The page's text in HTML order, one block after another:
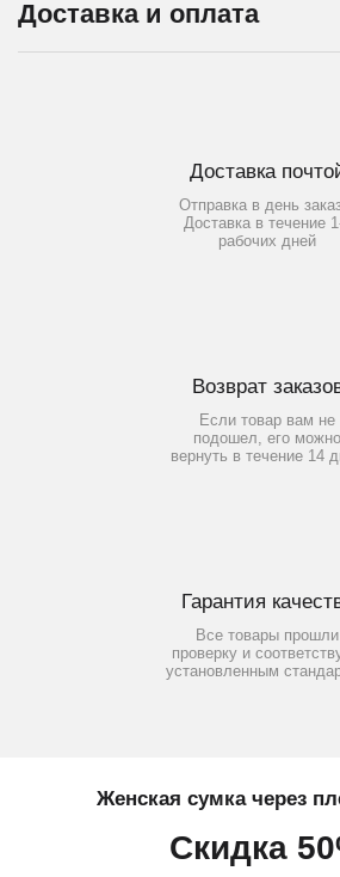
Доставка и оплата
Доставка
Отправка в день
Доставка в течение
рабочих дней
Возврат
Если товар вам не
подошел, его можно
вернуть в течение 14
Гарантия
Все товары прошли
проверку и
установленным
Женская сумка через
Скидка